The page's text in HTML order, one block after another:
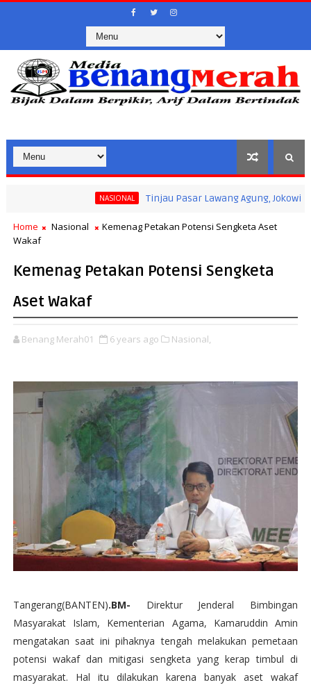
NASIONAL Tinjau Pasar Lawang Agung, Jokowi
Home Nasional
Kemenag Petakan Potensi Sengketa Aset
Wakaf
Kemenag Petakan Potensi Sengketa
Aset Wakaf
Benang Merah01 6 years ago Nasional,
Tangerang(BANTEN).BM- Direktur Jenderal Bimbingan
Masyarakat Islam, Kementerian Agama, Kamaruddin Amin
mengatakan saat ini pihaknya tengah melakukan pemetaan
potensi wakaf dan mitigasi sengketa yang kerap timbul di
masyarakat. Hal itu dilakukan karena banyak aset wakaf